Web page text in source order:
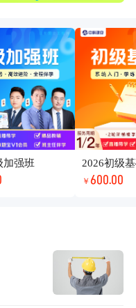
加强班 2026初级
￥ 600.00